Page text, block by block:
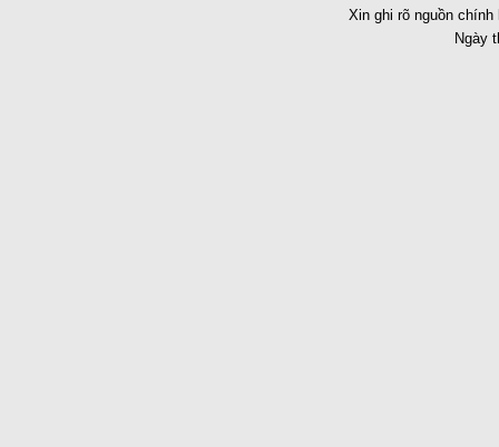
Xin ghi rõ nguồn
Ngày